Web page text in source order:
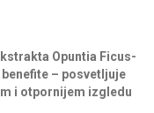
Opuntia Ficus-
benefite – posvetljuje
i otpornijem izgledu